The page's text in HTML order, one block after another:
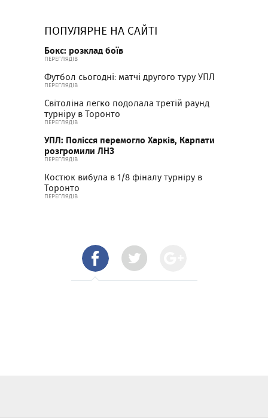
ПОПУЛЯРНЕ НА САЙТІ
Бокс: розклад боїв
ПЕРЕГЛЯДІВ
Футбол сьогодні: матчі другого туру УПЛ
ПЕРЕГЛЯДІВ
Світоліна легко подолала третій раунд
турніру в Торонто
ПЕРЕГЛЯДІВ
УПЛ: Полісся перемогло Харків, Карпати
розгромили ЛНЗ
ПЕРЕГЛЯДІВ
Костюк вибула в 1/8 фіналу турніру в
Торонто
ПЕРЕГЛЯДІВ